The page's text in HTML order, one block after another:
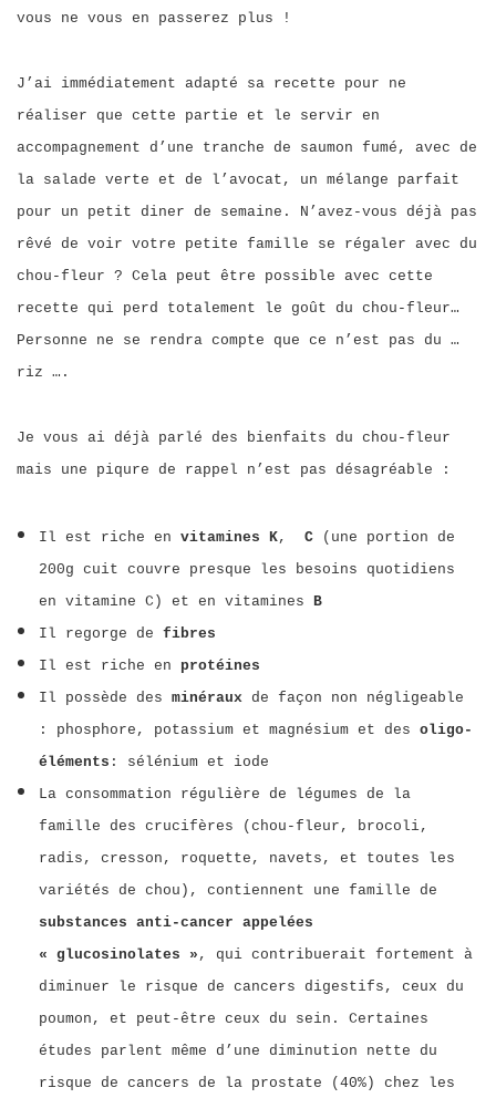
vous ne vous en passerez plus !
J’ai immédiatement adapté sa recette pour ne
réaliser que cette partie et le servir en
accompagnement d’une tranche de saumon fumé, avec de
la salade verte et de l’avocat, un mélange parfait
pour un petit diner de semaine. N’avez-vous déjà pas
rêvé de voir votre petite famille se régaler avec du
chou-fleur ? Cela peut être possible avec cette
recette qui perd totalement le goût du chou-fleur…
Personne ne se rendra compte que ce n’est pas du …
riz ….
Je vous ai déjà parlé des bienfaits du chou-fleur
mais une piqure de rappel n’est pas désagréable :
Il est riche en vitamines K, C (une portion de
200g cuit couvre presque les besoins quotidiens
en vitamine C) et en vitamines B
Il regorge de fibres
Il est riche en protéines
Il possède des minéraux de façon non négligeable
: phosphore, potassium et magnésium et des oligo-
éléments : sélénium et iode
La consommation régulière de légumes de la
famille des crucifères (chou-fleur, brocoli,
radis, cresson, roquette, navets, et toutes les
variétés de chou), contiennent une famille de
substances anti-cancer appelées
« glucosinolates » , qui contribuerait fortement à
diminuer le risque de cancers digestifs, ceux du
poumon, et peut-être ceux du sein. Certaines
études parlent même d’une diminution nette du
risque de cancers de la prostate (40%) chez les